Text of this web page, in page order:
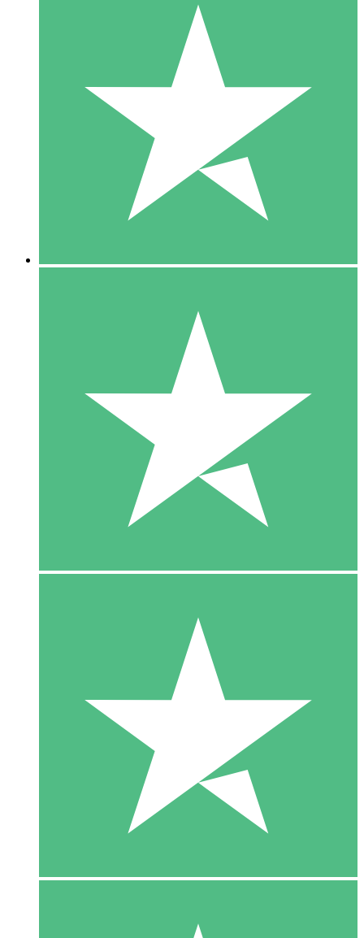
Pacotes de Créditos Individuais
Pague conforme o uso com créditos de download. Sem
1000
10 Downloads
20 00